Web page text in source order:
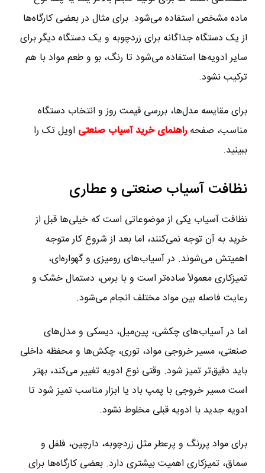
ماده مشخص استفاده می‌شود. برای مثال در بعضی کارگاه‌ها
از یک دستگاه جداگانه برای زردچوبه و یک دستگاه دیگر برای
سایر ادویه‌ها استفاده می‌شود تا رنگ، بو و طعم مواد با هم
ترکیب نشود.
برای مقایسه مدل‌ها، بررسی قیمت روز و انتخاب دستگاه
مناسب، صفحهراهنمای خرید آسیاب صنعتی اویل تک را
ببینید.
نظافت آسیاب صنعتی و عطاری
نظافت آسیاب یکی از موضوعاتی است که خیلی‌ها قبل از
خرید به آن توجه نمی‌کنند، اما بعد از شروع کار متوجه
اهمیتش می‌شوند. در آسیاب‌های رومیزی و گهواره‌ای،
تمیزکاری معمولاً ساده‌تر است و با برس، دستمال خشک و
رعایت فاصله بین مواد مختلف انجام می‌شود.
اما در آسیاب‌های چکشی، پین‌میل، دیسکی و مدل‌های
صنعتی، مسیر خروجی مواد، توری، چکش‌ها و محفظه داخلی
باید دقیق‌تر تمیز شود. وقتی نوع ادویه تغییر می‌کند، بهتر
است مسیر خروجی با پمپ باد یا ابزار مناسب تمیز شود تا
ادویه جدید با ادویه قبلی مخلوط نشود.
برای مواد پررنگ و پرعطر مثل زردچوبه، دارچین، فلفل و
سماق، تمیزکاری اهمیت بیشتری دارد. بعضی کارگاه‌ها برای